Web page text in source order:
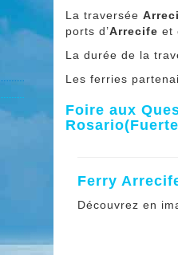
La traversée
ports d’Arrecife et
La durée de la
Les ferries
Foire aux
Ferry
Découvrez en